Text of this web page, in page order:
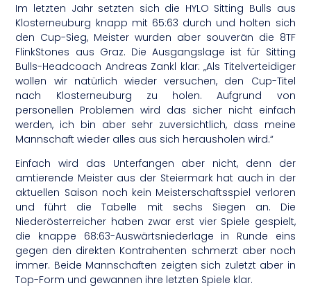
Im letzten Jahr setzten sich die HYLO Sitting Bulls aus
Klosterneuburg knapp mit 65:63 durch und holten sich
den Cup-Sieg, Meister wurden aber souverän die 8TF
FlinkStones aus Graz. Die Ausgangslage ist für Sitting
Bulls-Headcoach Andreas Zankl klar: „Als Titelverteidiger
wollen wir natürlich wieder versuchen, den Cup-Titel
nach Klosterneuburg zu holen. Aufgrund von
personellen Problemen wird das sicher nicht einfach
werden, ich bin aber sehr zuversichtlich, dass meine
Mannschaft wieder alles aus sich herausholen wird.“
Einfach wird das Unterfangen aber nicht, denn der
amtierende Meister aus der Steiermark hat auch in der
aktuellen Saison noch kein Meisterschaftsspiel verloren
und führt die Tabelle mit sechs Siegen an. Die
Niederösterreicher haben zwar erst vier Spiele gespielt,
die knappe 68:63-Auswärtsniederlage in Runde eins
gegen den direkten Kontrahenten schmerzt aber noch
immer. Beide Mannschaften zeigten sich zuletzt aber in
Top-Form und gewannen ihre letzten Spiele klar.